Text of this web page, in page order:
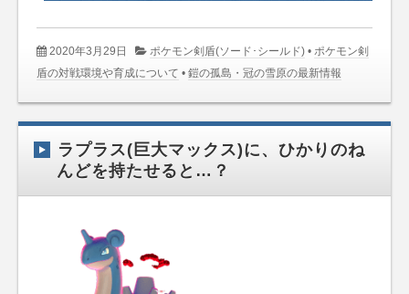
2020年3月29日 ポケモン剣盾(ソード･シールド) • ポケモン剣
盾の対戦環境や育成について • 鎧の孤島・冠の雪原の最新情報
ラプラス(巨大マックス)に、ひかりのね
んどを持たせると…？